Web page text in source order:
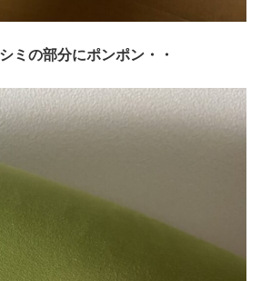
ミの部分にポンポン・・